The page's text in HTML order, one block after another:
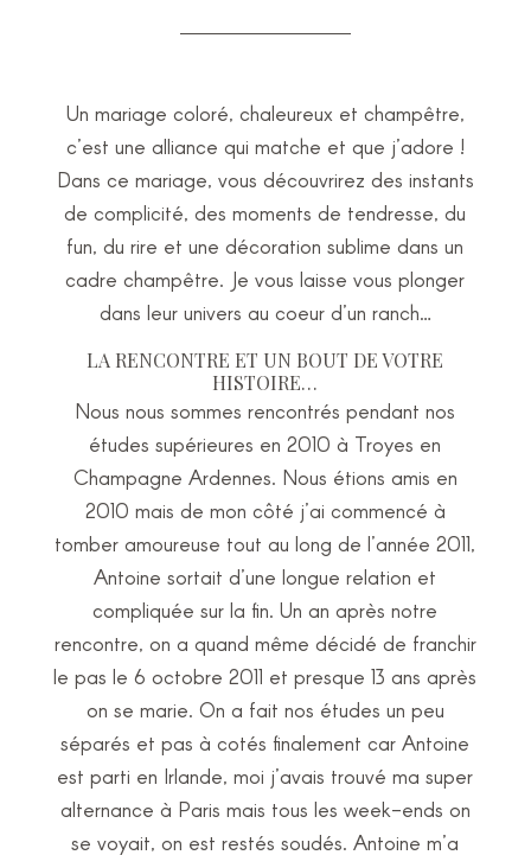
Un mariage coloré, chaleureux et champêtre,
c’est une alliance qui matche et que j’adore !
Dans ce mariage, vous découvrirez des instants
de complicité, des moments de tendresse, du
fun, du rire et une décoration sublime dans un
cadre champêtre. Je vous laisse vous plonger
dans leur univers au coeur d’un ranch…
LA RENCONTRE ET UN BOUT DE VOTRE
HISTOIRE…
Nous nous sommes rencontrés pendant nos
études supérieures en 2010 à Troyes en
Champagne Ardennes. Nous étions amis en
2010 mais de mon côté j’ai commencé à
tomber amoureuse tout au long de l’année 2011,
Antoine sortait d’une longue relation et
compliquée sur la fin. Un an après notre
rencontre, on a quand même décidé de franchir
le pas le 6 octobre 2011 et presque 13 ans après
on se marie. On a fait nos études un peu
séparés et pas à cotés finalement car Antoine
est parti en Irlande, moi j’avais trouvé ma super
alternance à Paris mais tous les week-ends on
se voyait, on est restés soudés. Antoine m’a